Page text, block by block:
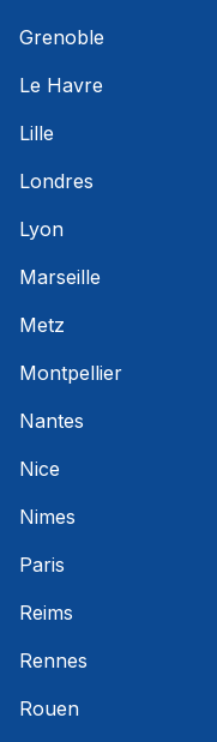
Grenoble
Le Havre
Lille
Londres
Lyon
Marseille
Metz
Montpellier
Nantes
Nice
Nimes
Paris
Reims
Rennes
Rouen